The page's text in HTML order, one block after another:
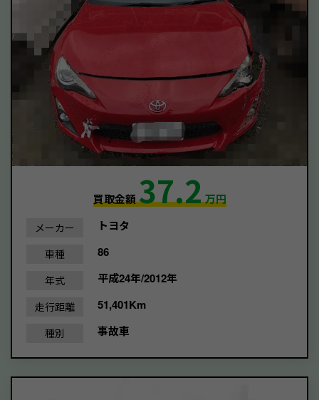
買取金額37.2万円
メーカー トヨタ
車種 86
年式 平成24年/2012年
走行距離 51,401Km
種別 事故車